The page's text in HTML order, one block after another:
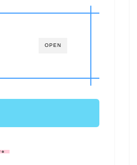
OPEN